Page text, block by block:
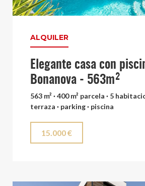
ALQUILER
Elegante casa con
Bonanova - 563m²
563 m² · 400 m² parcela · 5
terraza · parking · piscina
15.000 €